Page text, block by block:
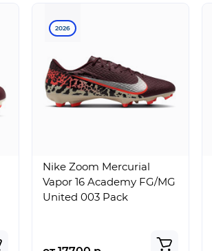
2026
Nike Zoom Mercurial
Vapor 16 Academy FG/MG
United 003 Pack